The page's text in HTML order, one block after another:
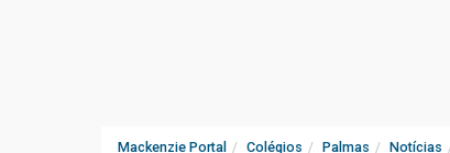
Mackenzie Portal Colégios Palmas Notícias